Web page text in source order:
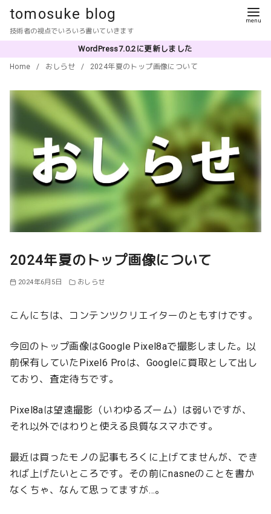
テ
ン
tomosuke blog
技術者の視点でいろいろ書いていきます
WordPress7.0.2に更新しました
Home おしらせ 2024年夏のトップ画像について
2024年夏のトップ画像について
2024年6月5日 おしらせ
こんにちは、コンテンツクリエイターのともすけです。
今回のトップ画像はGoogle Pixel8aで撮影しました。以
前保有していたPixel6 Proは、Googleに買取として出し
ており、査定待ちです。
Pixel8aは望遠撮影（いわゆるズーム）は弱いですが、
それ以外ではわりと使える良質なスマホです。
最近は買ったモノの記事もろくに上げてませんが、でき
れば上げたいところです。その前にnasneのことを書か
なくちゃ、なんて思ってますが…。